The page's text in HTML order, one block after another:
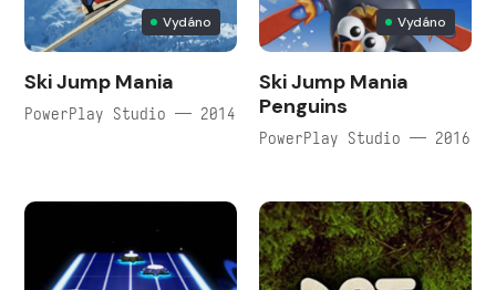
Vydáno
Ski Jump Mania
PowerPlay Studio — 2014
Vydáno
Ski Jump Mania
Penguins
PowerPlay Studio — 2016